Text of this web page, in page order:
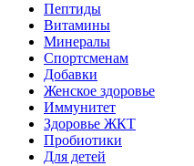
Пептиды
Витамины
Минералы
Спортсменам
Добавки
Женское здоровье
Иммунитет
Здоровье ЖКТ
Пробиотики
Для детей